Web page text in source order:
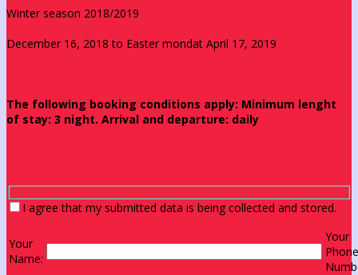
Winter season 2018/2019
December 16, 2018 to Easter mondat April 17, 2019
The following booking conditions apply: Minimum lenght
of stay: 3 night. Arrival and departure: daily
I agree that my submitted data is being collected and stored.
Your
Name:
Your
Phone